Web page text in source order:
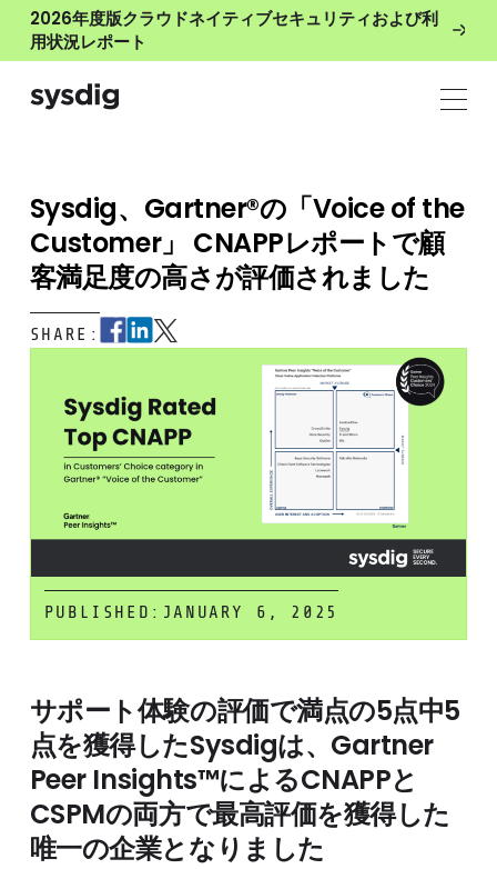
2026年度版クラウドネイティブセキュリティおよび利
用状況レポート
Sysdig、Gartner®の「Voice of the
Customer」 CNAPPレポートで顧
客満足度の高さが評価されました
SHARE:
PUBLISHED: JANUARY 6, 2025
サポート体験の評価で満点の5点中5
点を獲得したSysdigは、Gartner
Peer Insights™によるCNAPPと
CSPMの両方で最高評価を獲得した
唯一の企業となりました